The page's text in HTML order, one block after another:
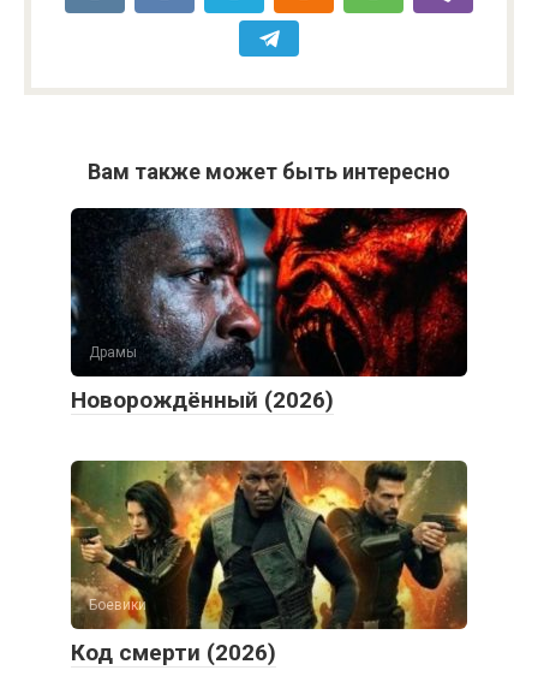
Вам также может быть интересно
Драмы
Новорождённый (2026)
Боевики
Код смерти (2026)